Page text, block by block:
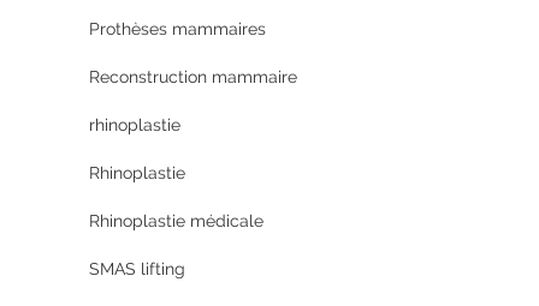
Prothèses mammaires
Reconstruction mammaire
rhinoplastie
Rhinoplastie
Rhinoplastie médicale
SMAS lifting